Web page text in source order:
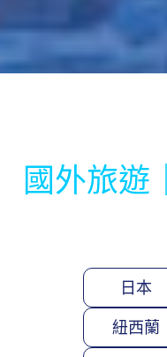
國外旅遊
日本
紐西蘭